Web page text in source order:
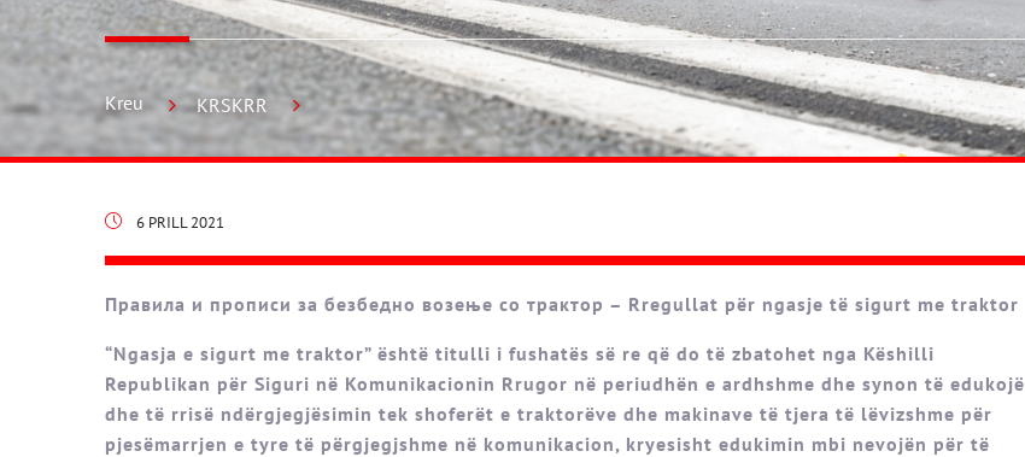
Kreu KRSKRR
6 PRILL 2021
Правила и прописи за безбедно возење со трактор – Rregullat për ngasje të sigurt me traktor
“Ngasja e sigurt me traktor” është titulli i fushatës së re që do të zbatohet nga Këshilli
Republikan për Siguri në Komunikacionin Rrugor në periudhën e ardhshme dhe synon të edukojë
dhe të rrisë ndërgjegjësimin tek shoferët e traktorëve dhe makinave të tjera të lëvizshme për
pjesëmarrjen e tyre të përgjegjshme në komunikacion, kryesisht edukimin mbi nevojën për të